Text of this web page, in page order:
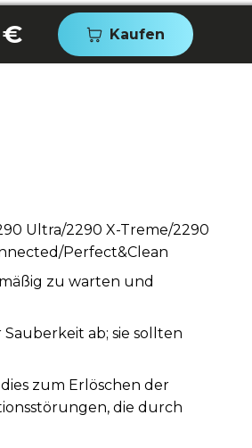
€ Kaufen
Ultra/2290 X-Treme/2290
Perfect&Clean
zu warten und
ab; sie sollten
zum Erlöschen der
die durch